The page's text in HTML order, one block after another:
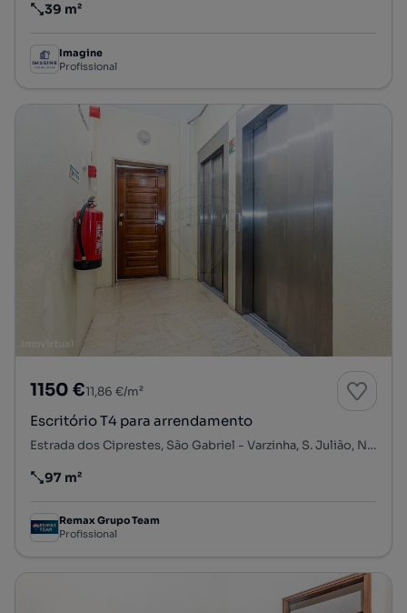
Preço por metro quadrado
39 m²
Imagine
Profissional
1150 €11,86 €/m²
Escritório T4 para arrendamento
Estrada dos Ciprestes, São Gabriel - Varzinha, S. Julião, N. S. da Anunciada e S. Maria da Graça, Setúbal, Setúbal
Preço por metro quadrado
97 m²
Remax Grupo Team
Profissional